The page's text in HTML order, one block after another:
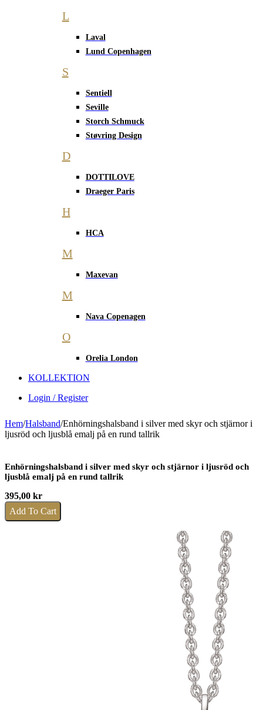
L
Laval
Lund Copenhagen
S
Sentiell
Seville
Storch Schmuck
Støvring Design
D
DOTTILOVE
Draeger Paris
H
HCA
M
Maxevan
M
Nava Copenagen
O
Orelia London
KOLLEKTION
Login / Register
Hem/Halsband/Enhörningshalsband i silver med skyr och stjärnor i
ljusröd och ljusblå emalj på en rund tallrik
Enhörningshalsband i silver med skyr och stjärnor i ljusröd och
ljusblå emalj på en rund tallrik
395,00 kr
Add To Cart